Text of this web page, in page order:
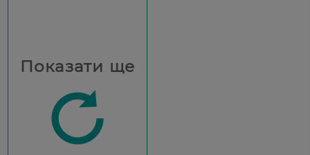
Показати ще